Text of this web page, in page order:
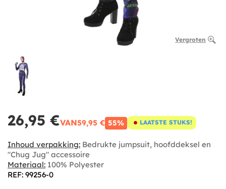
Vergroten
26,95 €VAN59,95 € 55% LAATSTE STUKS!
Inhoud verpakking: Bedrukte jumpsuit, hoofddeksel en
"Chug Jug" accessoire
Materiaal: 100% Polyester
REF: 99256-0